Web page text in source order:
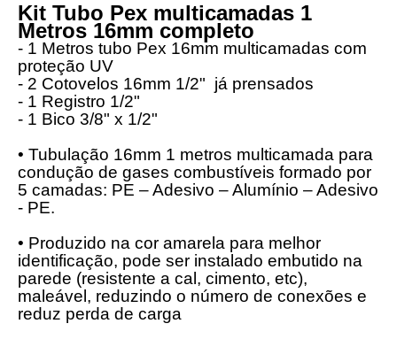
Kit Tubo Pex multicamadas 1
Metros 16mm completo
- 1 Metros tubo Pex 16mm multicamadas com
proteção UV
- 2 Cotovelos 16mm 1/2" já prensados
- 1 Registro 1/2"
- 1 Bico 3/8" x 1/2"
• Tubulação 16mm 1 metros multicamada para
condução de gases combustíveis formado por
5 camadas: PE – Adesivo – Alumínio – Adesivo
- PE.
• Produzido na cor amarela para melhor
identificação, pode ser instalado embutido na
parede (resistente a cal, cimento, etc),
maleável, reduzindo o número de conexões e
reduz perda de carga